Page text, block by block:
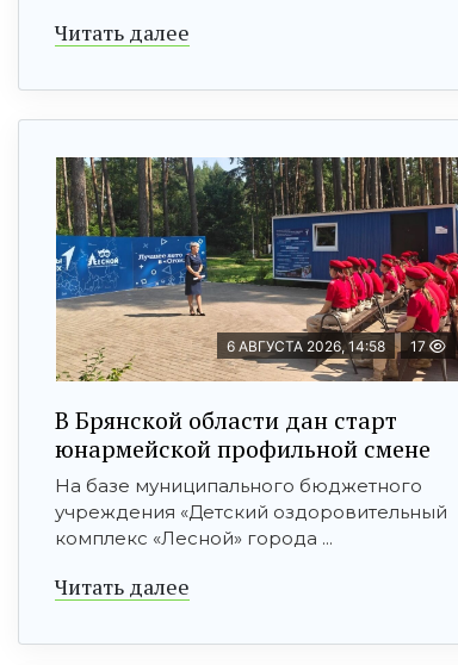
Читать далее
6 АВГУСТА 2026, 14:58 17
В Брянской области дан старт
юнармейской профильной смене
На базе муниципального бюджетного
учреждения «Детский оздоровительный
комплекс «Лесной» города ...
Читать далее